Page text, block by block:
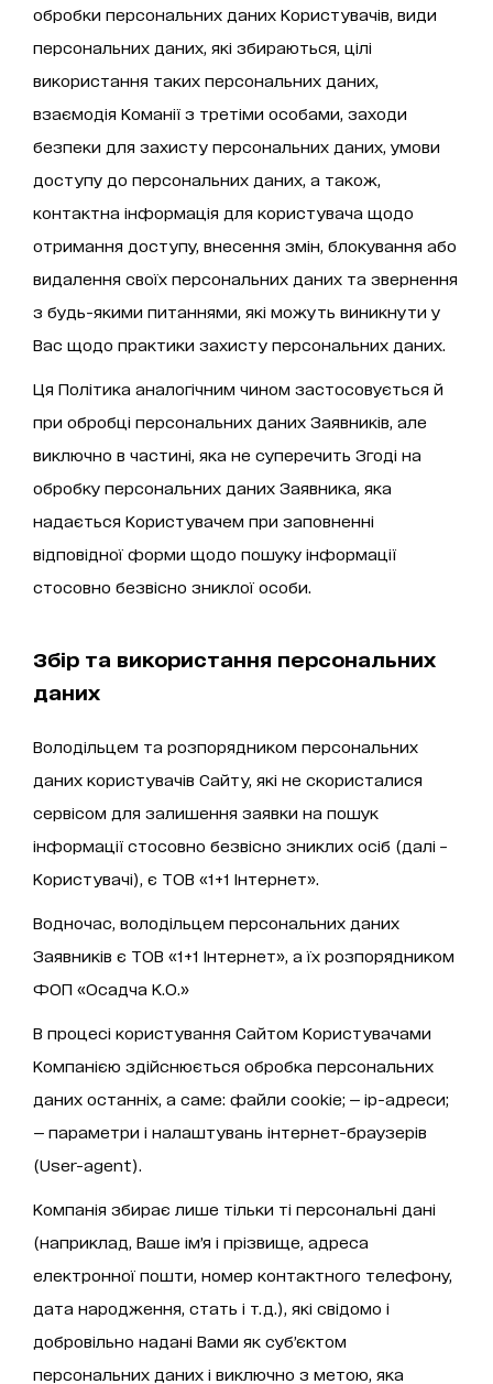
обробки персональних даних Користувачів, види
персональних даних, які збираються, цілі
використання таких персональних даних,
взаємодія Команії з третіми особами, заходи
безпеки для захисту персональних даних, умови
доступу до персональних даних, а також,
контактна інформація для користувача щодо
отримання доступу, внесення змін, блокування або
видалення своїх персональних даних та звернення
з будь-якими питаннями, які можуть виникнути у
Вас щодо практики захисту персональних даних.
Ця Політика аналогічним чином застосовується й
при обробці персональних даних Заявників, але
виключно в частині, яка не суперечить Згоді на
обробку персональних даних Заявника, яка
надається Користувачем при заповненні
відповідної форми щодо пошуку інформації
стосовно безвісно зниклої особи.
Збір та використання персональних
даних
Володільцем та розпорядником персональних
даних користувачів Сайту, які не скористалися
сервісом для залишення заявки на пошук
інформації стосовно безвісно зниклих осіб (далі –
Користувачі), є ТОВ «1+1 Інтернет».
Водночас, володільцем персональних даних
Заявників є ТОВ «1+1 Інтернет», а їх розпорядником
ФОП «Осадча К.О.»
В процесі користування Сайтом Користувачами
Компанією здійснюється обробка персональних
даних останніх, а саме: файли cookie; — ір-адреси;
— параметри і налаштувань інтернет-браузерів
(User-agent).
Компанія збирає лише тільки ті персональні дані
(наприклад, Ваше ім’я і прізвище, адреса
електронної пошти, номер контактного телефону,
дата народження, стать і т.д.), які свідомо і
добровільно надані Вами як суб’єктом
персональних даних і виключно з метою, яка